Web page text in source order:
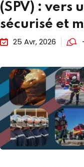
(SPV) : vers
sécurisé et
25 Avr, 2026